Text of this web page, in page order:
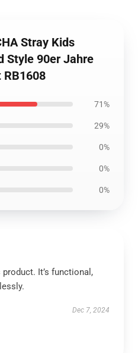
Stray Kids
Style 90er Jahre
RB1608
71%
29%
0%
0%
0%
It’s functional,
Dec 7, 2024